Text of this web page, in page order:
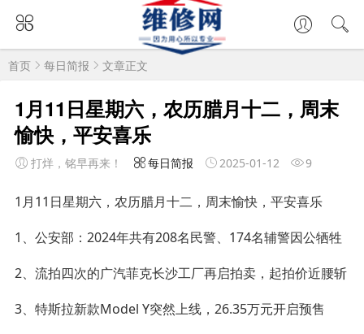
首页 每日简报 文章正文
1月11日星期六，农历腊月十二，周末
愉快，平安喜乐
打烊，铭早再来！ 每日简报 2025-01-12 9
1月11日星期六，农历腊月十二，周末愉快，平安喜乐
1、公安部：2024年共有208名民警、174名辅警因公牺牲
2、流拍四次的广汽菲克长沙工厂再启拍卖，起拍价近腰斩
3、特斯拉新款Model Y突然上线，26.35万元开启预售